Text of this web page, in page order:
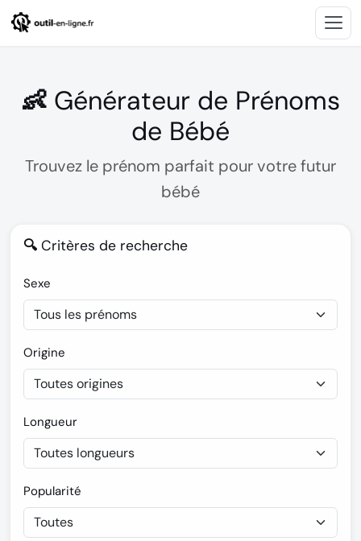
👶 Générateur de Prénoms
de Bébé
Trouvez le prénom parfait pour votre futur
bébé
🔍 Critères de recherche
Sexe
Origine
Longueur
Popularité